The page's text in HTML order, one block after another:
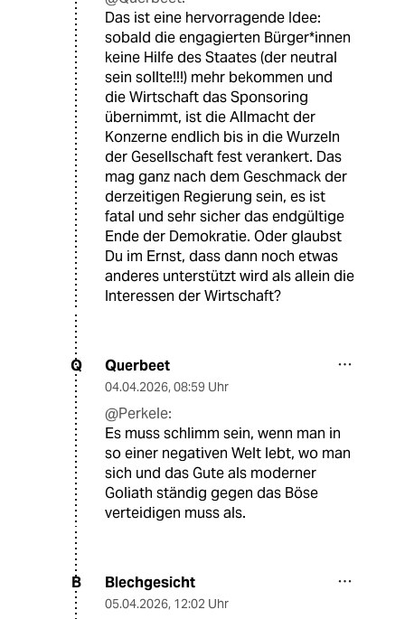
Das ist eine hervorragende Idee:
sobald die engagierten Bürger*innen
keine Hilfe des Staates (der neutral
sein sollte!!!) mehr bekommen und
die Wirtschaft das Sponsoring
übernimmt, ist die Allmacht der
Konzerne endlich bis in die Wurzeln
der Gesellschaft fest verankert. Das
mag ganz nach dem Geschmack der
derzeitigen Regierung sein, es ist
fatal und sehr sicher das endgültige
Ende der Demokratie. Oder glaubst
Du im Ernst, dass dann noch etwas
anderes unterstützt wird als allein die
Interessen der Wirtschaft?
Q Querbeet
04.04.2026, 08:59 Uhr
@Perkele:
Es muss schlimm sein, wenn man in
so einer negativen Welt lebt, wo man
sich und das Gute als moderner
Goliath ständig gegen das Böse
verteidigen muss als.
B Blechgesicht
05.04.2026, 12:02 Uhr